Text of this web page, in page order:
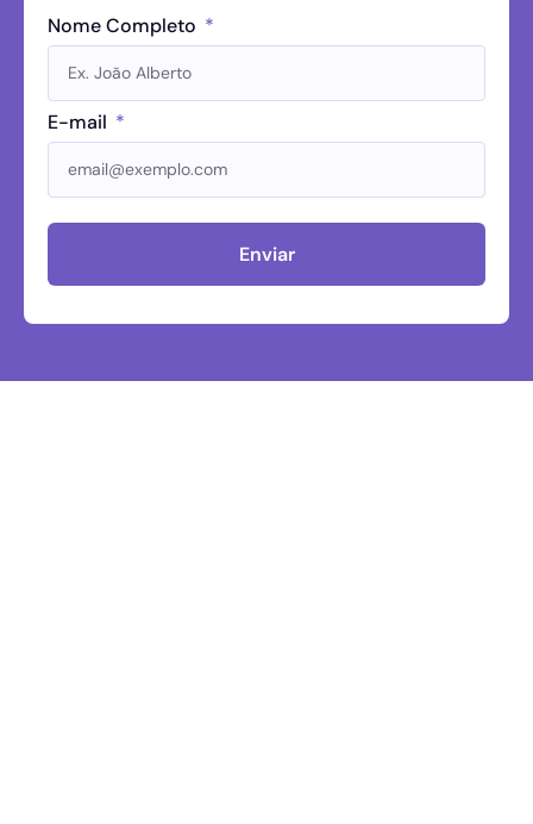
Nome Completo
E-mail
Enviar